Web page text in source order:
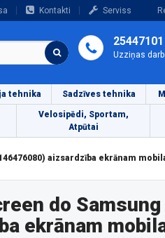
Kontakti Serviss
25447101
Uzziņas
tehnika Sadzīves tehnika
Velosipēdi, Sportam,
Atpūtai
aizsardzība ekrānam
do Samsung
ekrānam